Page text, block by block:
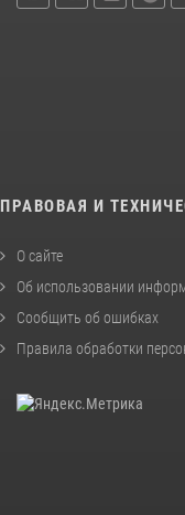
ПРАВОВАЯ И
О сайте
Об использовании
Сообщить об ошибках
Правила обработки